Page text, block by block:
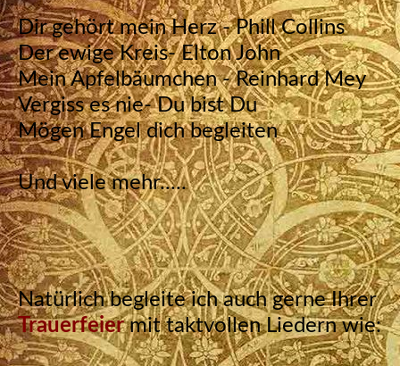
Dir gehört mein Herz - Phill Collins
Der ewige Kreis- Elton John
Mein Apfelbäumchen - Reinhard Mey
Vergiss es nie- Du bist Du
Mögen Engel dich begleiten
Und viele mehr.....
Natürlich begleite ich auch gerne Ihrer
Trauerfeier mit taktvollen Liedern wie: